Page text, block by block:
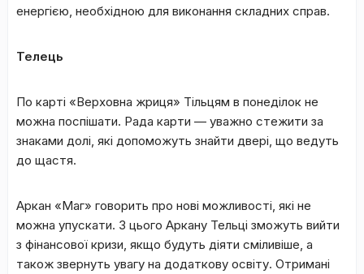
енергією, необхідною для виконання складних справ.
Телець
По карті «Верховна жриця» Тільцям в понеділок не
можна поспішати. Рада карти — уважно стежити за
знаками долі, які допоможуть знайти двері, що ведуть
до щастя.
Аркан «Маг» говорить про нові можливості, які не
можна упускати. З цього Аркану Тельці зможуть вийти
з фінансової кризи, якщо будуть діяти сміливіше, а
також звернуть увагу на додаткову освіту. Отримані